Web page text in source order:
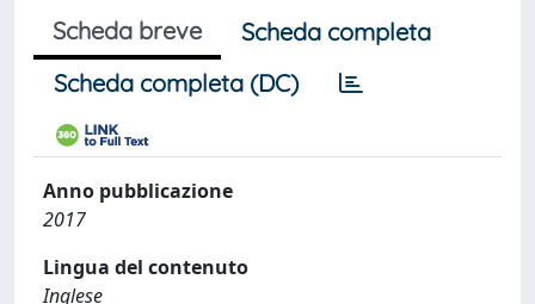
Scheda breve
Scheda completa
Scheda completa (DC)
Anno pubblicazione
2017
Lingua del contenuto
Inglese